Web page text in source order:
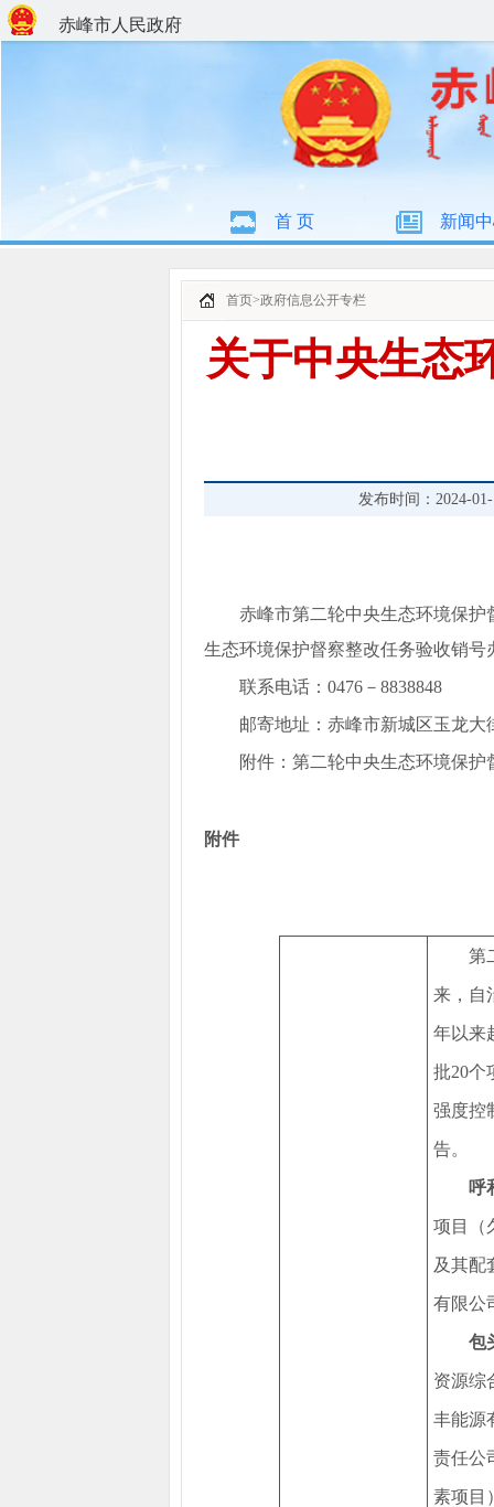
赤峰市人民政府
首 页 新闻
首页>政府信息公开专栏
关于中央生态
发布时间：2024-
赤峰市第二轮中央生态环境保
生态环境保护督察整改任务验收销号
联系电话：0476－8838848
邮寄地址：赤峰市新城区玉龙大
附件：第二轮中央生态环境保
附件
第
来，自
年以来
批20个
强度控
告。
呼
项目（
及其配
有限公
包
资源综
丰能源
责任公
素项目